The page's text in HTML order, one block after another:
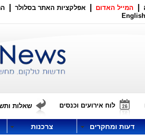
המייל האדום אפלקציות האתר בסלולר
English
לוח אירועים וכנסים שאלות
דעות ומחקרים צרכנות